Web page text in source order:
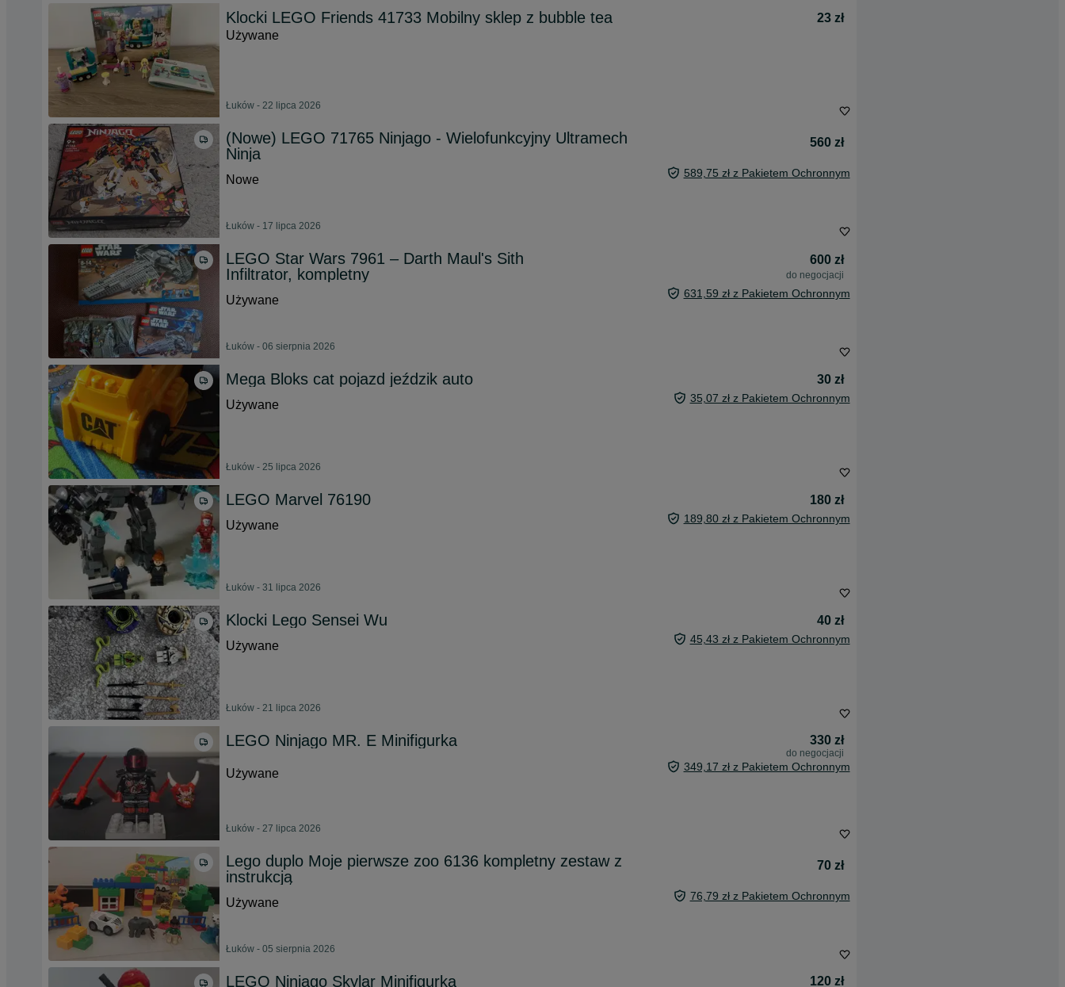
Klocki LEGO Friends 41733 Mobilny sklep z bubble tea
23 zł
Używane
Łuków - 22 lipca 2026
(Nowe) LEGO 71765 Ninjago - Wielofunkcyjny Ultramech
Ninja
560 zł
Nowe 589,75 zł z Pakietem Ochronnym
Łuków - 17 lipca 2026
LEGO Star Wars 7961 – Darth Maul's Sith
Infiltrator, kompletny
600 zł
do negocjacji
Używane 631,59 zł z Pakietem Ochronnym
Łuków - 06 sierpnia 2026
Mega Bloks cat pojazd jeździk auto
30 zł
Używane
35,07 zł z Pakietem Ochronnym
Łuków - 25 lipca 2026
LEGO Marvel 76190
180 zł
Używane
189,80 zł z Pakietem Ochronnym
Łuków - 31 lipca 2026
Klocki Lego Sensei Wu
40 zł
Używane
45,43 zł z Pakietem Ochronnym
Łuków - 21 lipca 2026
LEGO Ninjago MR. E Minifigurka 330 zł
do negocjacji
Używane 349,17 zł z Pakietem Ochronnym
Łuków - 27 lipca 2026
Lego duplo Moje pierwsze zoo 6136 kompletny zestaw z
instrukcją
70 zł
Używane 76,79 zł z Pakietem Ochronnym
Łuków - 05 sierpnia 2026
LEGO Ninjago Skylar Minifigurka 120 zł